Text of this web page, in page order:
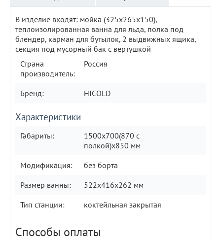
В изделие входят: мойка (325х265х150),
теплоизолированная ванна для льда, полка под
блендер, карман для бутылок, 2 выдвижных ящика,
секция под мусорный бак с вертушкой
Страна
производитель:
Россия
Бренд: HICOLD
Характеристики
Габариты:
1500x700(870 с
полкой)x850 мм
Модификация:
без борта
Размер ванны:
522х416х262 мм
Тип станции:
коктейльная закрытая
Способы оплаты